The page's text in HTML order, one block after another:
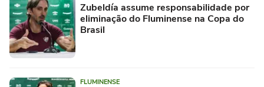
Zubeldía assume responsabilidade por
eliminação do Fluminense na Copa do
Brasil
FLUMINENSE